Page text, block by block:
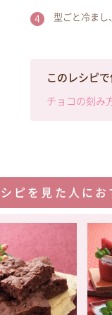
型ごと冷まし
このレシピ
チョコの刻み
ピを見た人にお